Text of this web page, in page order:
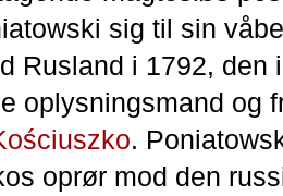
sig til sin
Rusland i 1792, den
oplysningsmand og
.
oprør mod den